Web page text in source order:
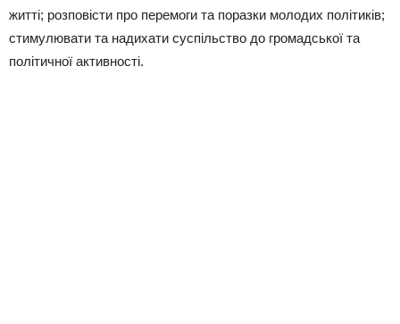
житті; розповісти про перемоги та поразки молодих політиків;
стимулювати та надихати суспільство до громадської та
політичної активності.